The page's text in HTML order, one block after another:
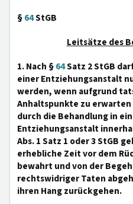
§64StGB
Leitsätze des
1. Nach §64Satz 2 StGB
einer Entziehungsanstalt
werden, wenn aufgrund
Anhaltspunkte zu erwarten
durch die Behandlung in
Entziehungsanstalt
Abs. 1 Satz 1 oder 3 StGB
erhebliche Zeit vor dem
bewahrt und von der
rechtswidriger Taten
ihren Hang zurückgehen.